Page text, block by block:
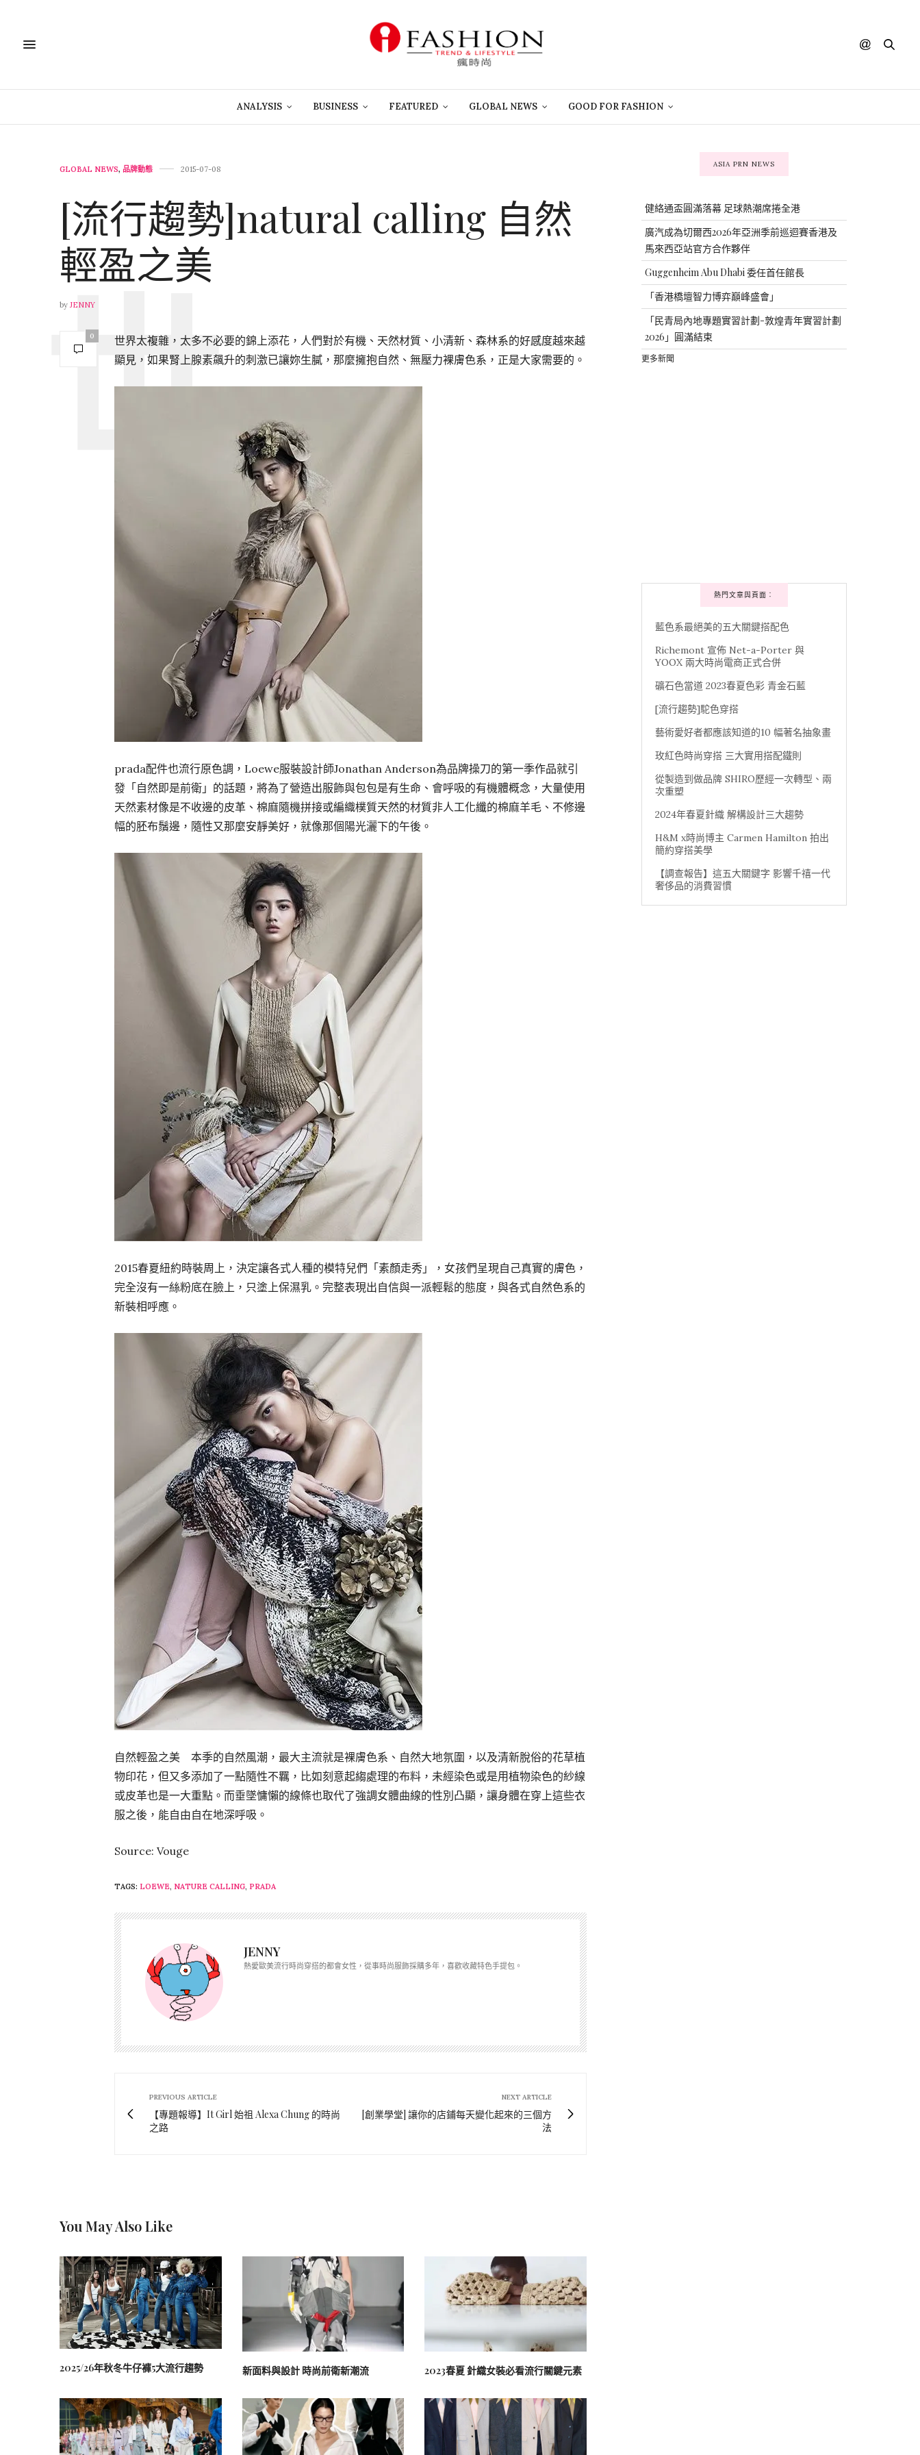
ANALYSIS BUSINESS FEATURED GLOBAL NEWS GOOD FOR FASHION
GLOBAL NEWS, 品牌動態 2015-07-08
[流行趨勢]natural calling 自然
輕盈之美
by JENNY
0
世界太複雜，太多不必要的錦上添花，人們對於有機、天然材質、小清新、森林系的好感度越來越
顯見，如果腎上腺素飆升的刺激已讓妳生膩，那麼擁抱自然、無壓力裸膚色系，正是大家需要的。
prada配件也流行原色調，Loewe服裝設計師Jonathan Anderson為品牌操刀的第一季作品就引
發「自然即是前衛」的話題，將為了營造出服飾與包包是有生命、會呼吸的有機體概念，大量使用
天然素材像是不收邊的皮革、棉麻隨機拼接或編織樸質天然的材質非人工化纖的棉麻羊毛、不修邊
幅的胚布鬚邊，隨性又那麼安靜美好，就像那個陽光灑下的午後。
2015春夏紐約時裝周上，決定讓各式人種的模特兒們「素顏走秀」，女孩們呈現自己真實的膚色，
完全沒有一絲粉底在臉上，只塗上保濕乳。完整表現出自信與一派輕鬆的態度，與各式自然色系的
新裝相呼應。
自然輕盈之美 本季的自然風潮，最大主流就是裸膚色系、自然大地氛圍，以及清新脫俗的花草植
物印花，但又多添加了一點隨性不羈，比如刻意起縐處理的布料，未經染色或是用植物染色的紗線
或皮革也是一大重點。而垂墜慵懶的線條也取代了強調女體曲線的性別凸顯，讓身體在穿上這些衣
服之後，能自由自在地深呼吸。
Source: Vouge
TAGS: LOEWE, NATURE CALLING, PRADA
JENNY
熱愛歐美流行時尚穿搭的都會女性，從事時尚服飾採購多年，喜歡收藏特色手提包。
PREVIOUS ARTICLE
【專題報導】It Girl 始祖 Alexa Chung 的時尚
之路
NEXT ARTICLE
[創業學堂] 讓你的店鋪每天變化起來的三個方
法
You May Also Like
2025/26年秋冬牛仔褲5大流行趨勢 新面料與設計 時尚前衛新潮流 2023春夏 針織女裝必看流行關鍵元素
ASIA PRN NEWS
健絡通盃圓滿落幕 足球熱潮席捲全港
廣汽成為切爾西2026年亞洲季前巡迴賽香港及
馬來西亞站官方合作夥伴
Guggenheim Abu Dhabi 委任首任館長
「香港橋壇智力博弈巔峰盛會」
「民青局內地專題實習計劃-敦煌青年實習計劃
2026」圓滿結束
更多新聞
熱門文章與頁面︰
藍色系最絕美的五大關鍵搭配色
Richemont 宣佈 Net-a-Porter 與
YOOX 兩大時尚電商正式合併
礦石色當道 2023春夏色彩 青金石藍
[流行趨勢]駝色穿搭
藝術愛好者都應該知道的10 幅著名抽象畫
玫紅色時尚穿搭 三大實用搭配鐵則
從製造到做品牌 SHIRO歷經一次轉型、兩
次重塑
2024年春夏針織 解構設計三大趨勢
H&M x時尚博主 Carmen Hamilton 拍出
簡約穿搭美學
【調查報告】這五大關鍵字 影響千禧一代
奢侈品的消費習慣